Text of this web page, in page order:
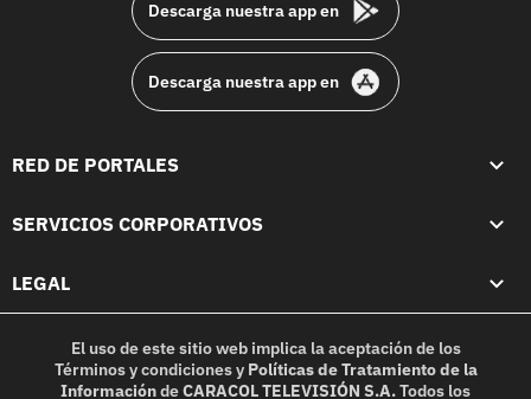
Descarga nuestra app en
Descarga nuestra app en
RED DE PORTALES
SERVICIOS CORPORATIVOS
LEGAL
El uso de este sitio web implica la aceptación de los
Términos y condicionesy Políticas de Tratamiento de la
InformacióndeCARACOL TELEVISIÓN S.A.Todos los